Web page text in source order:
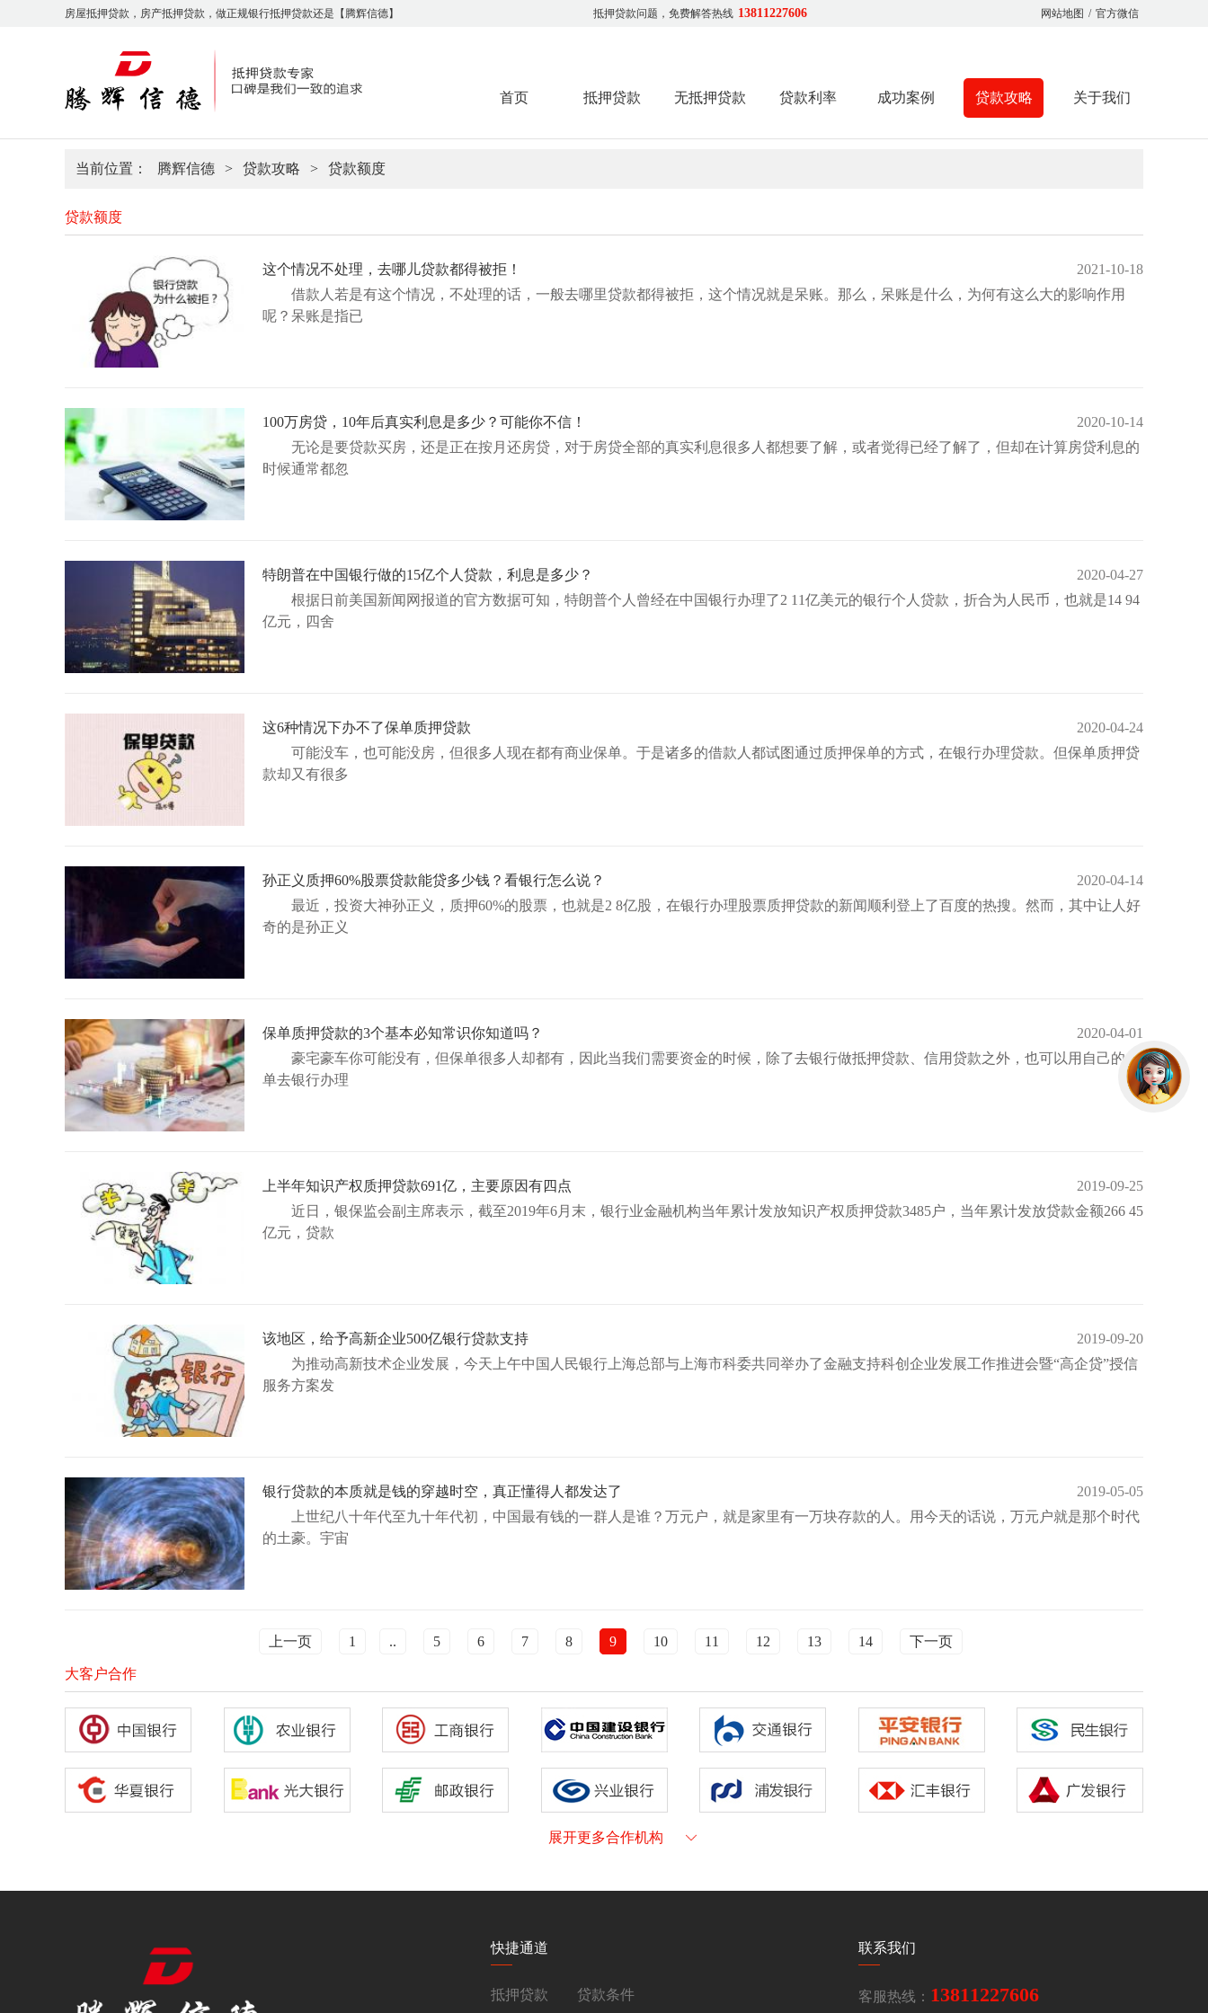
房屋抵押贷款，房产抵押贷款，做正规银行抵押贷款还是【腾辉信德】 抵押贷款问题，免费解答热线 13811227606 网站地图 / 官方微信
首页 抵押贷款 无抵押贷款 贷款利率 成功案例 贷款攻略 关于我们
当前位置： 腾辉信德 > 贷款攻略 > 贷款额度
贷款额度
这个情况不处理，去哪儿贷款都得被拒！
2021-10-18
借款人若是有这个情况，不处理的话，一般去哪里贷款都得被拒，这个情况就是呆账。那么，呆账是什么，为何有这么大的影响作用
呢？呆账是指已
100万房贷，10年后真实利息是多少？可能你不信！
2020-10-14
无论是要贷款买房，还是正在按月还房贷，对于房贷全部的真实利息很多人都想要了解，或者觉得已经了解了，但却在计算房贷利息的
时候通常都忽
特朗普在中国银行做的15亿个人贷款，利息是多少？
2020-04-27
根据日前美国新闻网报道的官方数据可知，特朗普个人曾经在中国银行办理了2 11亿美元的银行个人贷款，折合为人民币，也就是14 94
亿元，四舍
这6种情况下办不了保单质押贷款
2020-04-24
可能没车，也可能没房，但很多人现在都有商业保单。于是诸多的借款人都试图通过质押保单的方式，在银行办理贷款。但保单质押贷
款却又有很多
孙正义质押60%股票贷款能贷多少钱？看银行怎么说？
2020-04-14
最近，投资大神孙正义，质押60%的股票，也就是2 8亿股，在银行办理股票质押贷款的新闻顺利登上了百度的热搜。然而，其中让人好
奇的是孙正义
保单质押贷款的3个基本必知常识你知道吗？
2020-04-01
豪宅豪车你可能没有，但保单很多人却都有，因此当我们需要资金的时候，除了去银行做抵押贷款、信用贷款之外，也可以用自己的保
单去银行办理
上半年知识产权质押贷款691亿，主要原因有四点
2019-09-25
近日，银保监会副主席表示，截至2019年6月末，银行业金融机构当年累计发放知识产权质押贷款3485户，当年累计发放贷款金额266 45
亿元，贷款
该地区，给予高新企业500亿银行贷款支持
2019-09-20
为推动高新技术企业发展，今天上午中国人民银行上海总部与上海市科委共同举办了金融支持科创企业发展工作推进会暨“高企贷”授信
服务方案发
银行贷款的本质就是钱的穿越时空，真正懂得人都发达了
2019-05-05
上世纪八十年代至九十年代初，中国最有钱的一群人是谁？万元户，就是家里有一万块存款的人。用今天的话说，万元户就是那个时代
的土豪。宇宙
上一页 1 .. 5 6 7 8 9 10 11 12 13 14 下一页
大客户合作
展开更多合作机构
快捷通道
抵押贷款 贷款条件
联系我们
客服热线： 13811227606